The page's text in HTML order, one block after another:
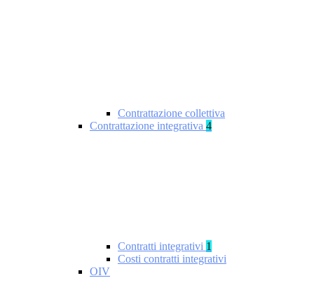
Contrattazione collettiva
Contrattazione integrativa 4
Contratti integrativi 1
Costi contratti integrativi
OIV